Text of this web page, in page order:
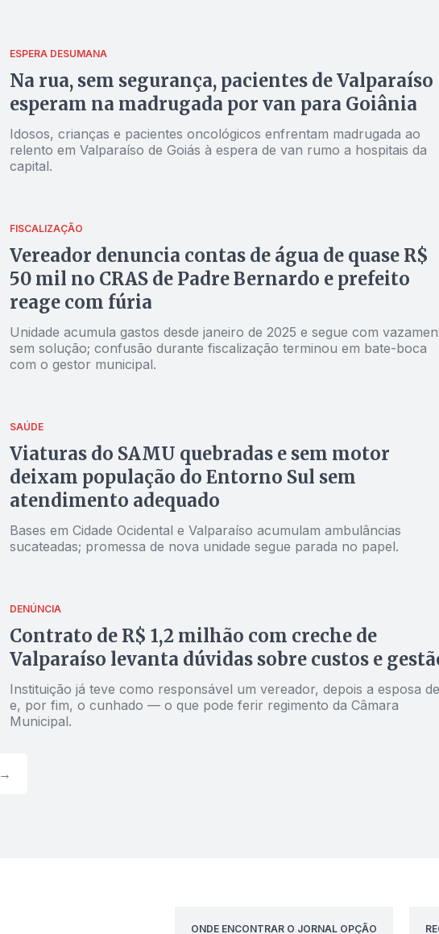
ESPERA DESUMANA
Na rua, sem segurança, pacientes de Valparaíso
esperam na madrugada por van para Goiânia
Idosos, crianças e pacientes oncológicos enfrentam madrugada ao
relento em Valparaíso de Goiás à espera de van rumo a hospitais da
capital.
FISCALIZAÇÃO
Vereador denuncia contas de água de quase R$
50 mil no CRAS de Padre Bernardo e prefeito
reage com fúria
Unidade acumula gastos desde janeiro de 2025 e segue com
sem solução; confusão durante fiscalização terminou em bate-boca
com o gestor municipal.
SAÚDE
Viaturas do SAMU quebradas e sem motor
deixam população do Entorno Sul sem
atendimento adequado
Bases em Cidade Ocidental e Valparaíso acumulam ambulâncias
sucateadas; promessa de nova unidade segue parada no papel.
DENÚNCIA
Contrato de R$ 1,2 milhão com creche de
Valparaíso levanta dúvidas sobre custos e
Instituição já teve como responsável um vereador, depois a esposa
e, por fim, o cunhado — o que pode ferir regimento da Câmara
Municipal.
→
ONDE ENCONTRAR O JORNAL OPÇÃO